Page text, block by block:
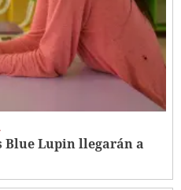
Blue Lupin llegarán a